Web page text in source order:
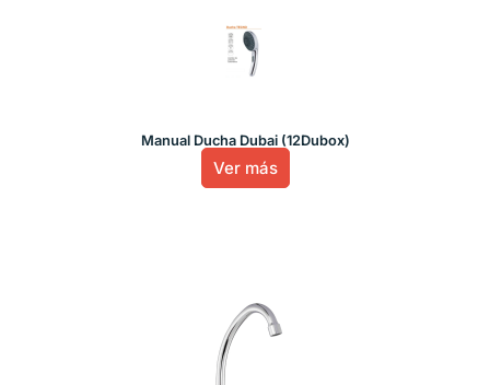
Manual Ducha Dubai (12Dubox)
Ver más